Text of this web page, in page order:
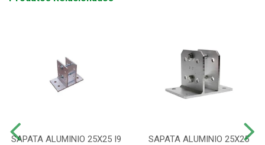
SAPATA ALUMINIO 25X25 I9 SAPATA ALUMINIO 25X25